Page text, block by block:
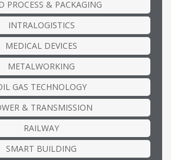
PROCESS & PACKAGING
INTRALOGISTICS
MEDICAL DEVICES
METALWORKING
GAS TECHNOLOGY
& TRANSMISSION
RAILWAY
SMART BUILDING